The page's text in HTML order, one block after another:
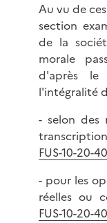
Au vu de
section
de la
morale
d'après
l'intégralité
- selon des
FUS-10-20-
- pour les
réelles ou
FUS-10-20-